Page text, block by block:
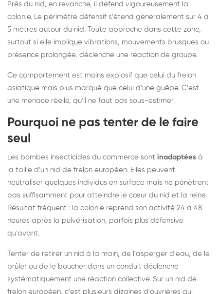
Près du nid, en revanche, il défend vigoureusement la
colonie. Le périmètre défensif s'étend généralement sur 4 à
5 mètres autour du nid. Toute approche dans cette zone,
surtout si elle implique vibrations, mouvements brusques ou
présence prolongée, déclenche une réaction de groupe.
Ce comportement est moins explosif que celui du frelon
asiatique mais plus marqué que celui d'une guêpe. C'est
une menace réelle, qu'il ne faut pas sous-estimer.
Pourquoi ne pas tenter de le faire
seul
Les bombes insecticides du commerce sont inadaptées à
la taille d'un nid de frelon européen. Elles peuvent
neutraliser quelques individus en surface mais ne pénètrent
pas suffisamment pour atteindre le cœur du nid et la reine.
Résultat fréquent : la colonie reprend son activité 24 à 48
heures après la pulvérisation, parfois plus défensive
qu'avant.
Tenter de retirer un nid à la main, de l'asperger d'eau, de le
brûler ou de le boucher dans un conduit déclenche
systématiquement une réaction collective. Sur un nid de
frelon européen, c'est plusieurs dizaines d'ouvrières qui